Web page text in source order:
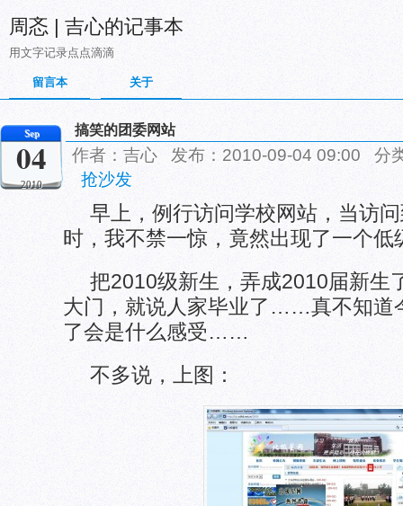
周忞 | 吉心的记事本
用文字记录点点滴滴
留言本 关于
Sep
04
2010
搞笑的团委网站
作者：吉心 发布：2010-09-04 09:00 分
抢沙发
早上，例行访问学校网站，当访
时，我不禁一惊，竟然出现了一个低
把2010级新生，弄成2010届新生
大门，就说人家毕业了……真不知道
了会是什么感受……
不多说，上图：